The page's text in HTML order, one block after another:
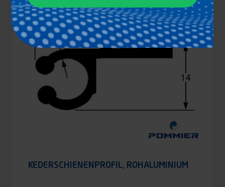
KEDERSCHIENENPROFIL, ROHALUMINIUM